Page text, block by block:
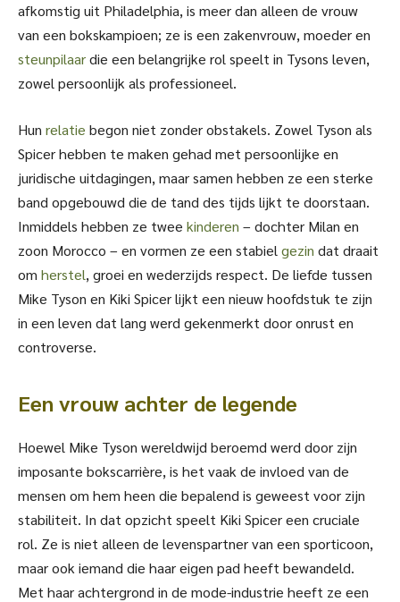
afkomstig uit Philadelphia, is meer dan alleen de vrouw
van een bokskampioen; ze is een zakenvrouw, moeder en
steunpilaardie een belangrijke rol speelt in Tysons leven,
zowel persoonlijk als professioneel.
Hun relatie begon niet zonder obstakels. Zowel Tyson als
Spicer hebben te maken gehad met persoonlijke en
juridische uitdagingen, maar samen hebben ze een sterke
band opgebouwd die de tand des tijds lijkt te doorstaan.
Inmiddels hebben ze twee kinderen – dochter Milan en
zoon Morocco – en vormen ze een stabiel gezin dat draait
om herstel, groei en wederzijds respect. De liefde tussen
Mike Tyson en Kiki Spicer lijkt een nieuw hoofdstuk te zijn
in een leven dat lang werd gekenmerkt door onrust en
controverse.
Een vrouw achter de legende
Hoewel Mike Tyson wereldwijd beroemd werd door zijn
imposante bokscarrière, is het vaak de invloed van de
mensen om hem heen die bepalend is geweest voor zijn
stabiliteit. In dat opzicht speelt Kiki Spicer een cruciale
rol. Ze is niet alleen de levenspartner van een sporticoon,
maar ook iemand die haar eigen pad heeft bewandeld.
Met haar achtergrond in de mode-industrie heeft ze een